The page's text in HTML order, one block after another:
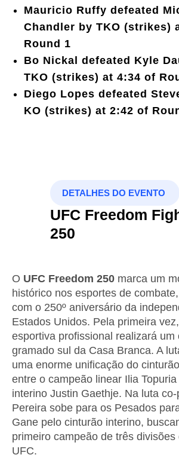
Mauricio Ruffy defeated
Chandler by TKO (strikes)
Round 1
Bo Nickal defeated Kyle
TKO (strikes) at 4:34 of
Diego Lopes defeated
KO (strikes) at 2:42 of
DETALHES DO EVENTO
UFC Freedom
250
O UFC Freedom 250 marca um
histórico nos esportes de
com o 250º aniversário da
Estados Unidos. Pela primeira
esportiva profissional realizará um
gramado sul da Casa Branca. A
uma enorme unificação do
entre o campeão linear Ilia
interino Justin Gaethje. Na luta
Pereira sobe para os Pesados
Gane pelo cinturão interino,
primeiro campeão de três
UFC.